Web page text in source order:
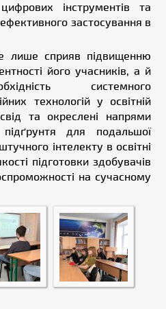
інструментів та
застосування в
лише сприяв підвищенню
його учасників, а й
системного
технологій у освітній
та окреслені напрями
для подальшої
інтелекту в освітні
підготовки здобувачів
на сучасному